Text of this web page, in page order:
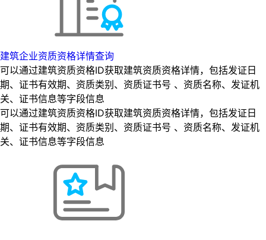
建筑企业资质资格详情查询
可以通过建筑资质资格ID获取建筑资质资格详情，包括发证日
期、证书有效期、资质类别、资质证书号 、资质名称、发证机
关、证书信息等字段信息
可以通过建筑资质资格ID获取建筑资质资格详情，包括发证日
期、证书有效期、资质类别、资质证书号 、资质名称、发证机
关、证书信息等字段信息